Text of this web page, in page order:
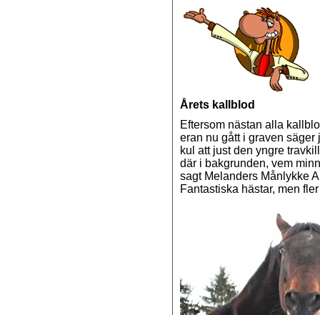
Årets kallblod
Eftersom nästan alla
eran nu gått i graven
kul att just den yngre
där i bakgrunden, vem
sagt Melanders Månlykke
Fantastiska hästar, men